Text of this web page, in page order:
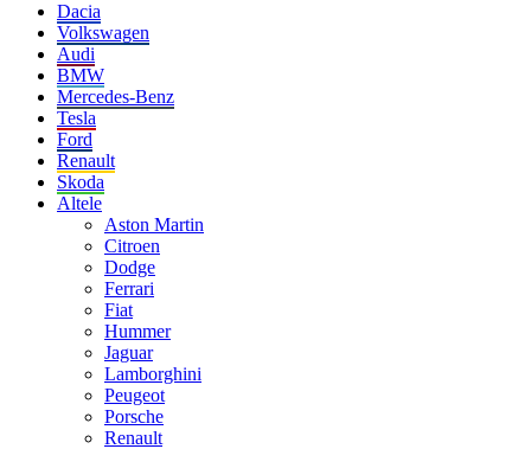
Dacia
Volkswagen
Audi
BMW
Mercedes-Benz
Tesla
Ford
Renault
Skoda
Altele
Aston Martin
Citroen
Dodge
Ferrari
Fiat
Hummer
Jaguar
Lamborghini
Peugeot
Porsche
Renault